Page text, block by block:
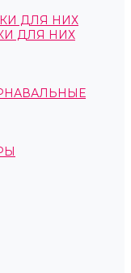
ДЛЯ НИХ
ДЛЯ НИХ